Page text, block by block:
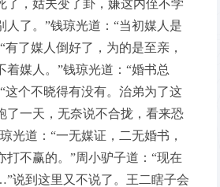
了，姑夫变了卦，嫌这内侄不学
人了。”钱琼光道：“当初媒人是
有了媒人倒好了，为的是至亲，
着媒人。”钱琼光道：“婚书总
这个不晓得有没有。治弟为了这
了一天，无奈说不合拢，看来恐
光道：“一无媒证，二无婚书，
打不赢的。”周小驴子道：“现在
说到这里又不说了。王二瞎子会